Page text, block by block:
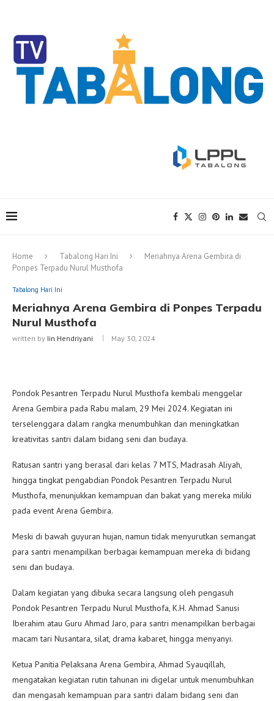
Home Tabalong Hari Ini
Meriahnya Arena Gembira di
Ponpes Terpadu Nurul Musthofa
Tabalong Hari Ini
Meriahnya Arena Gembira di Ponpes Terpadu
Nurul Musthofa
written by Iin Hendriyani May 30, 2024
Pondok Pesantren Terpadu Nurul Musthofa kembali menggelar
Arena Gembira pada Rabu malam, 29 Mei 2024. Kegiatan ini
terselenggara dalam rangka menumbuhkan dan meningkatkan
kreativitas santri dalam bidang seni dan budaya.
Ratusan santri yang berasal dari kelas 7 MTS, Madrasah Aliyah,
hingga tingkat pengabdian Pondok Pesantren Terpadu Nurul
Musthofa, menunjukkan kemampuan dan bakat yang mereka miliki
pada event Arena Gembira.
Meski di bawah guyuran hujan, namun tidak menyurutkan semangat
para santri menampilkan berbagai kemampuan mereka di bidang
seni dan budaya.
Dalam kegiatan yang dibuka secara langsung oleh pengasuh
Pondok Pesantren Terpadu Nurul Musthofa, K.H. Ahmad Sanusi
Iberahim atau Guru Ahmad Jaro, para santri menampilkan berbagai
macam tari Nusantara, silat, drama kabaret, hingga menyanyi.
Ketua Panitia Pelaksana Arena Gembira, Ahmad Syauqillah,
mengatakan kegiatan rutin tahunan ini digelar untuk menumbuhkan
dan mengasah kemampuan para santri dalam bidang seni dan